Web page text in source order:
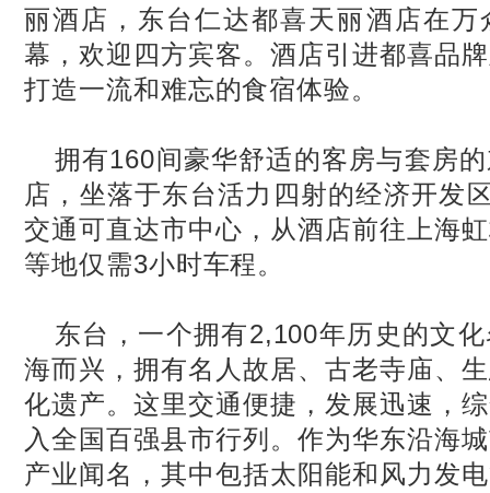
丽酒店，东台仁达都喜天丽酒店在
幕，欢迎四方宾客。酒店引进都喜品
打造一流和难忘的食宿体验。
拥有160间豪华舒适的客房与套房的
店，坐落于东台活力四射的经济开发
交通可直达市中心，从酒店前往上海
等地仅需3小时车程。
东台，一个拥有2,100年历史的文
海而兴，拥有名人故居、古老寺庙、
化遗产。这里交通便捷，发展迅速，
入全国百强县市行列。作为华东沿海
产业闻名，其中包括太阳能和风力发